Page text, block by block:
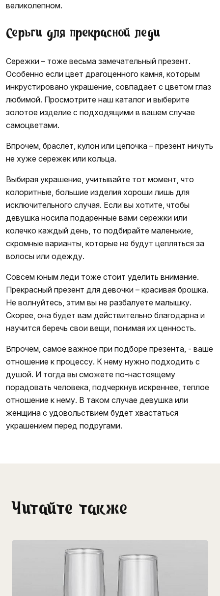
великолепном.
Серьги для прекрасной леди
Сережки – тоже весьма замечательный презент.
Особенно если цвет драгоценного камня, которым
инкрустировано украшение, совпадает с цветом глаз
любимой. Просмотрите наш каталог и выберите
золотое изделие с подходящими в вашем случае
самоцветами.
Впрочем, браслет, кулон или цепочка – презент ничуть
не хуже сережек или кольца.
Выбирая украшение, учитывайте тот момент, что
колоритные, большие изделия хороши лишь для
исключительного случая. Если вы хотите, чтобы
девушка носила подаренные вами сережки или
колечко каждый день, то подбирайте маленькие,
скромные варианты, которые не будут цепляться за
волосы или одежду.
Совсем юным леди тоже стоит уделить внимание.
Прекрасный презент для девочки – красивая брошка.
Не волнуйтесь, этим вы не разбалуете малышку.
Скорее, она будет вам действительно благодарна и
научится беречь свои вещи, понимая их ценность.
Впрочем, самое важное при подборе презента, - ваше
отношение к процессу. К нему нужно подходить с
душой. И тогда вы сможете по-настоящему
порадовать человека, подчеркнув искреннее, теплое
отношение к нему. В таком случае девушка или
женщина с удовольствием будет хвастаться
украшением перед подругами.
Читайте также